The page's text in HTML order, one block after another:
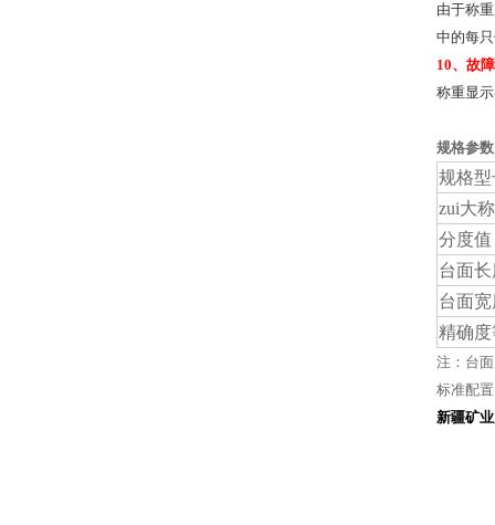
由于称
中的每
10、故
称重显
规格参数
规格型
zui大
分度值
台面
台面
精确
注：台
标准配
新疆矿